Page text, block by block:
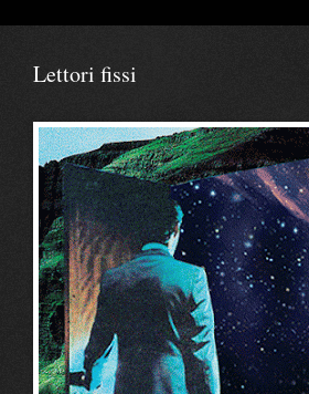
Lettori fissi